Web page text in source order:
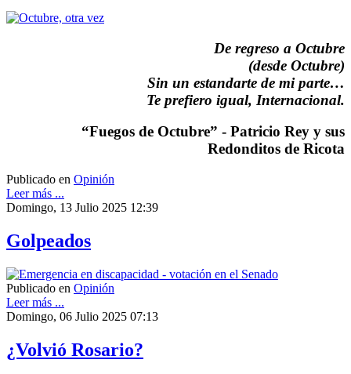
De regreso a Octubre
(desde Octubre)
Sin un estandarte de mi parte…
Te prefiero igual, Internacional.
“Fuegos de Octubre” - Patricio Rey y sus
Redonditos de Ricota
Publicado en Opinión
Leer más ...
Domingo, 13 Julio 2025 12:39
Golpeados
Publicado en Opinión
Leer más ...
Domingo, 06 Julio 2025 07:13
¿Volvió Rosario?